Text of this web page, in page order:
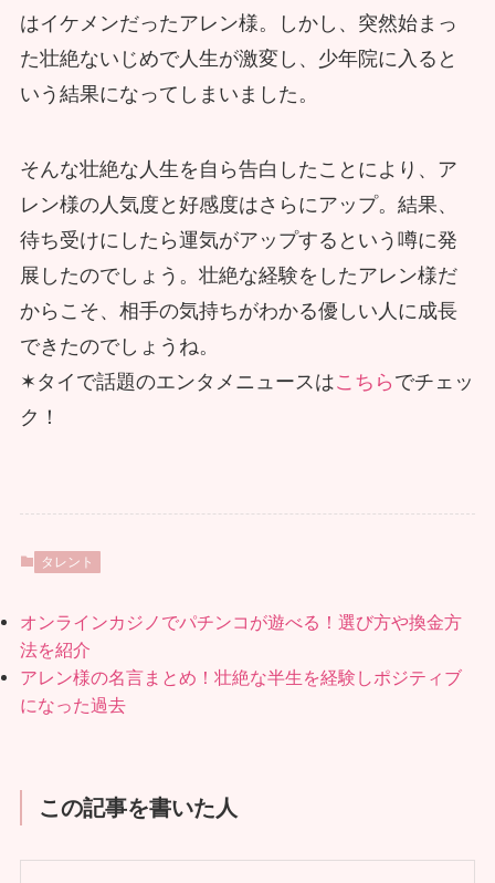
はイケメンだったアレン様。しかし、突然始まっ
た壮絶ないじめで人生が激変し、少年院に入ると
いう結果になってしまいました。
そんな壮絶な人生を自ら告白したことにより、ア
レン様の人気度と好感度はさらにアップ。結果、
待ち受けにしたら運気がアップするという噂に発
展したのでしょう。壮絶な経験をしたアレン様だ
からこそ、相手の気持ちがわかる優しい人に成長
できたのでしょうね。
✶タイで話題のエンタメニュースはこちら でチェッ
ク！
タレント
オンラインカジノでパチンコが遊べる！選び方や換金方
法を紹介
アレン様の名言まとめ！壮絶な半生を経験しポジティブ
になった過去
この記事を書いた人